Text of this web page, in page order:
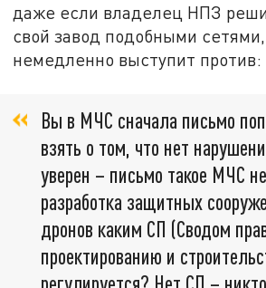
даже если владелец НПЗ
свой завод подобными
немедленно выступит против:
Вы в МЧС сначала письмо
взять о том, что нет
уверен – письмо такое МЧС
разработка защитных
дронов каким СП (Сводом
проектированию и